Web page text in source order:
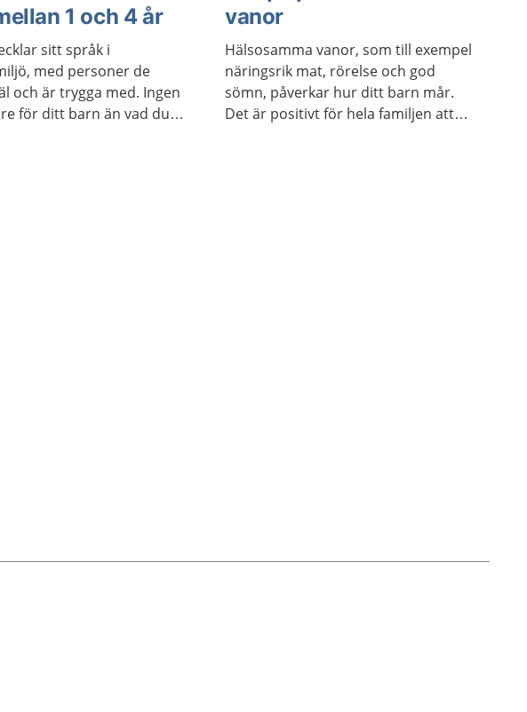
1 och 4 år
sitt språk i
med personer de
och är trygga med. Ingen
för ditt barn än vad du
vanor
Hälsosamma vanor, som till exempel
näringsrik mat, rörelse och god
sömn, påverkar hur ditt barn mår.
Det är positivt för hela familjen att